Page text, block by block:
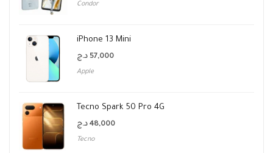
Condor
iPhone 13 Mini
57,000 د.ج
Apple
Tecno Spark 50 Pro 4G
48,000 د.ج
Tecno